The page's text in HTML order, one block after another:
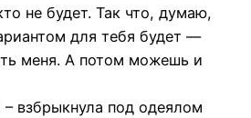
не будет. Так что, думаю,
для тебя будет —
меня. А потом можешь и
взбрыкнула под одеялом